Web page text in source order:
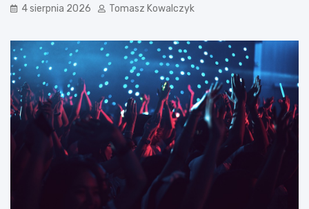
4 sierpnia 2026 Tomasz Kowalczyk